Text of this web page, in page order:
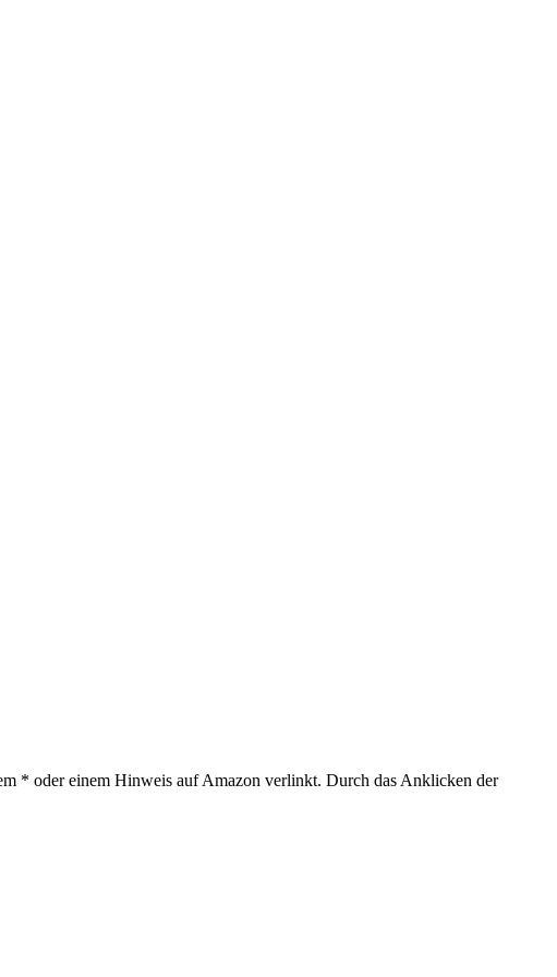
* oder einem Hinweis auf Amazon verlinkt. Durch das Anklicken der